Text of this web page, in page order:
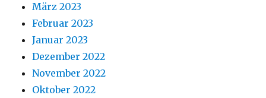
März 2023
Februar 2023
Januar 2023
Dezember 2022
November 2022
Oktober 2022